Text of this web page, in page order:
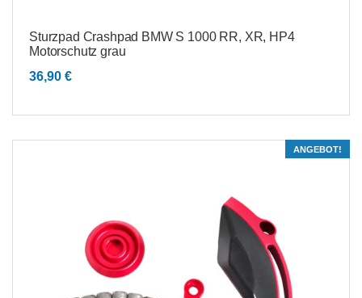
Sturzpad Crashpad BMW S 1000 RR, XR, HP4
Motorschutz grau
36,90 €
ANGEBOT!